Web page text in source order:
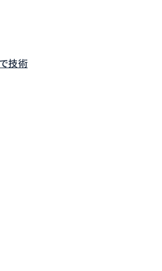
技術